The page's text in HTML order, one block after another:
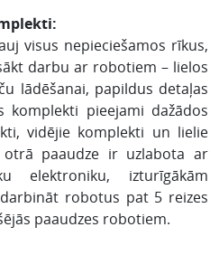
visus nepieciešamos rīkus,
darbu ar robotiem – lielos
lādēšanai, papildus detaļas
komplekti pieejami dažādos
vidējie komplekti un lielie
paaudze ir uzlabota ar
elektroniku, izturīgākām
robotus pat 5 reizes
paaudzes robotiem.